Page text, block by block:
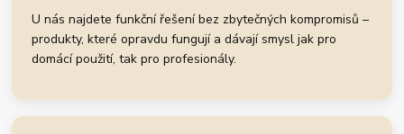
U nás najdete funkční řešení bez zbytečných kompromisů –
produkty, které opravdu fungují a dávají smysl jak pro
domácí použití, tak pro profesionály.